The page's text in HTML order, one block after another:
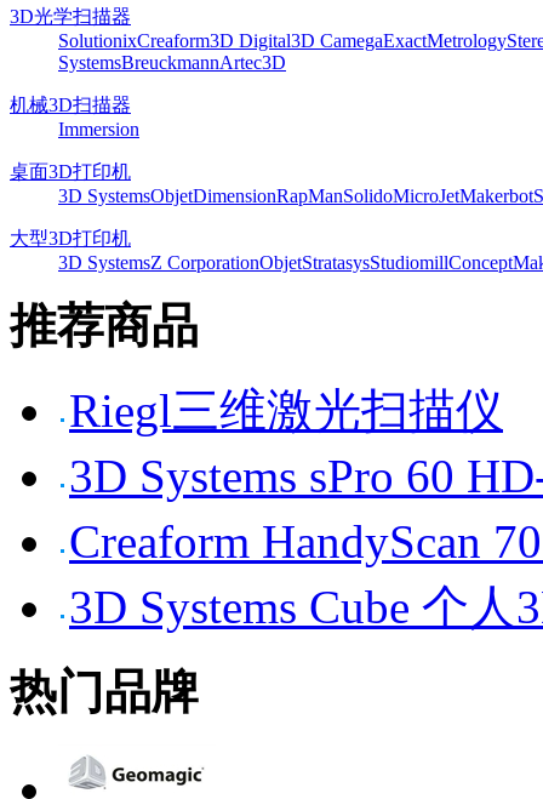
3D光学扫描器
SolutionixCreaform3D Digital3D CamegaExactMetrology
SystemsBreuckmannArtec3D
机械3D扫描器
Immersion
桌面3D打印机
3D SystemsObjetDimensionRapManSolidoMicroJetMakerbot
大型3D打印机
3D SystemsZ CorporationObjetStratasysStudiomillConcept
推荐商品
Riegl三维激光扫描仪
3D Systems sPro 60
Creaform HandyScan
3D Systems Cube 个人
热门品牌